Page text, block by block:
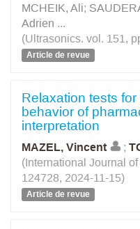
MCHEIK, Ali;
Adrien ...
(Ultrasonics. vol. 151,
Article de revue
Relaxation tests
behavior of
interpretation
MAZEL, Vincent ;
(International Journal
124728, 2024-11-15)
Article de revue